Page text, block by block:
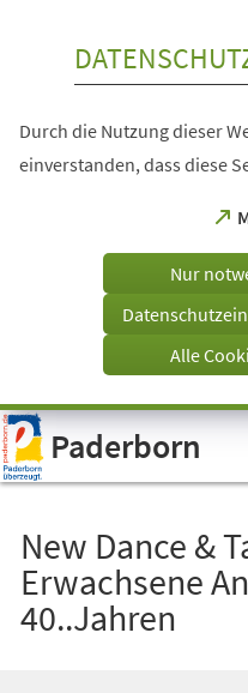
Visuelle
Assistenzsoftware
öffnen.
Durch die Nutzung dieser
einverstanden, dass diese
Tab)
Nur
Alle
Paderborn
New Dance &
Erwachsene
40..Jahren